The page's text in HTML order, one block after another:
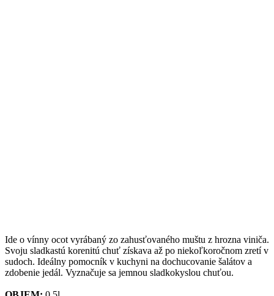
Ide o vínny ocot vyrábaný zo zahusťovaného muštu z hrozna viniča.
Svoju sladkastú korenitú chuť získava až po niekoľkoročnom zretí v
sudoch. Ideálny pomocník v kuchyni na dochucovanie šalátov a
zdobenie jedál. Vyznačuje sa jemnou sladkokyslou chuťou.